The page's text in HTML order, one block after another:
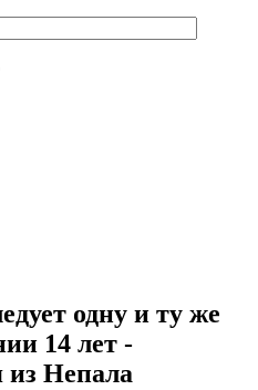
одну и ту же
14 лет -
из Непала